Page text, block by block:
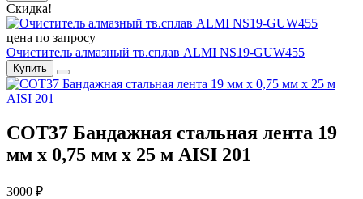
Скидка!
цена по запросу
Очиститель алмазный тв.сплав ALMI NS19-GUW455
Купить
COT37 Бандажная стальная лента 19
мм x 0,75 мм x 25 м AISI 201
3000 ₽